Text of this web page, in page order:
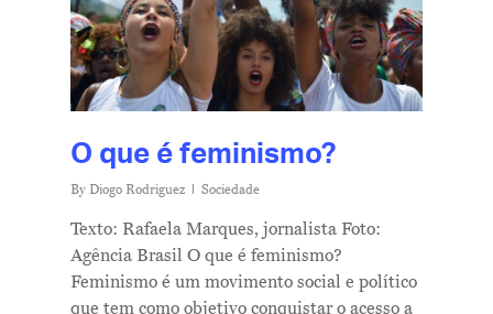
O que é feminismo?
By Diogo Rodriguez Sociedade
Texto: Rafaela Marques, jornalista Foto:
Agência Brasil O que é feminismo?
Feminismo é um movimento social e político
que tem como objetivo conquistar o acesso a